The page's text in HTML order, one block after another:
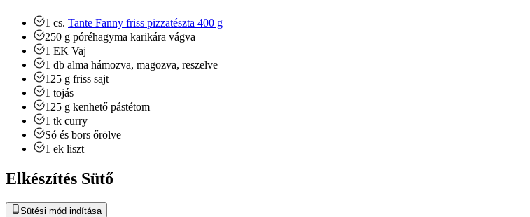
1 cs. Tante Fanny friss pizzatészta 400 g
250 g póréhagyma karikára vágva
1 EK Vaj
1 db alma hámozva, magozva, reszelve
125 g friss sajt
1 tojás
125 g kenhető pástétom
1 tk curry
Só és bors őrölve
1 ek liszt
Elkészítés Sütő
Sütési mód indítása